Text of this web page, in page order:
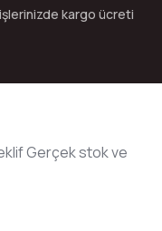
kargo ücreti
Gerçek stok ve